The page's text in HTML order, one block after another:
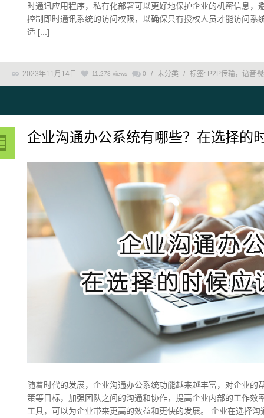
时通讯应用程序，私有化部署可以更好地保护企业的机密信息
控制即时通讯系统的访问权限，以确保只有授权人员才能访问
适 [...]
2023年11月14日 11,278 views 0 / 未分类 / 标签: P2P传输，语音
企业沟通办公系统有哪些？在选择的
随着时代的发展，企业沟通办公系统功能越来越丰富，对企业
策等目标，加强团队之间的沟通和协作，提高企业内部的工作
工具，可以为企业带来更高的效益和更快的发展。 企业在选择